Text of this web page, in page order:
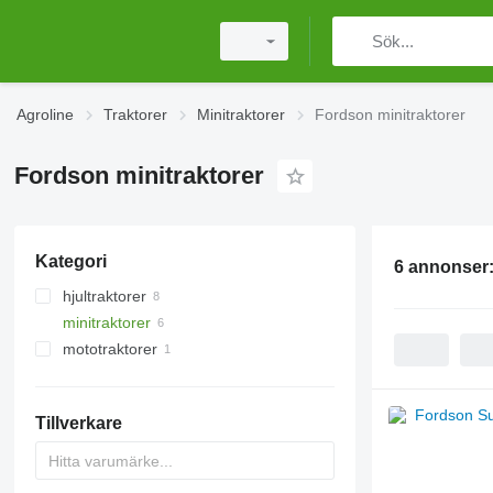
Agroline Traktorer Minitraktorer Fordson minitraktorer
Fordson minitraktorer
Kategori
hjultraktorer
minitraktorer
mototraktorer
Tillverkare
6 annonser: